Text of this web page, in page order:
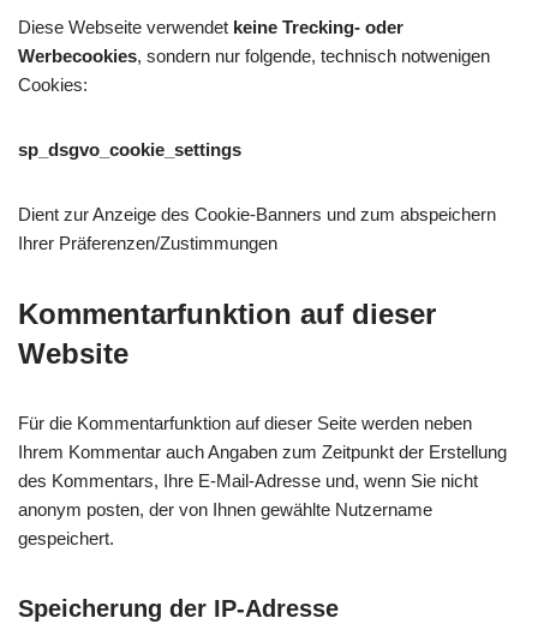
Diese Webseite verwendet keine Trecking- oder
Werbecookies, sondern nur folgende, technisch notwenigen
Cookies:
sp_dsgvo_cookie_settings
Dient zur Anzeige des Cookie-Banners und zum abspeichern
Ihrer Präferenzen/Zustimmungen
Kommentar­funktion auf dieser
Website
Für die Kommentarfunktion auf dieser Seite werden neben
Ihrem Kommentar auch Angaben zum Zeitpunkt der Erstellung
des Kommentars, Ihre E-Mail-Adresse und, wenn Sie nicht
anonym posten, der von Ihnen gewählte Nutzername
gespeichert.
Speicherung der IP-Adresse